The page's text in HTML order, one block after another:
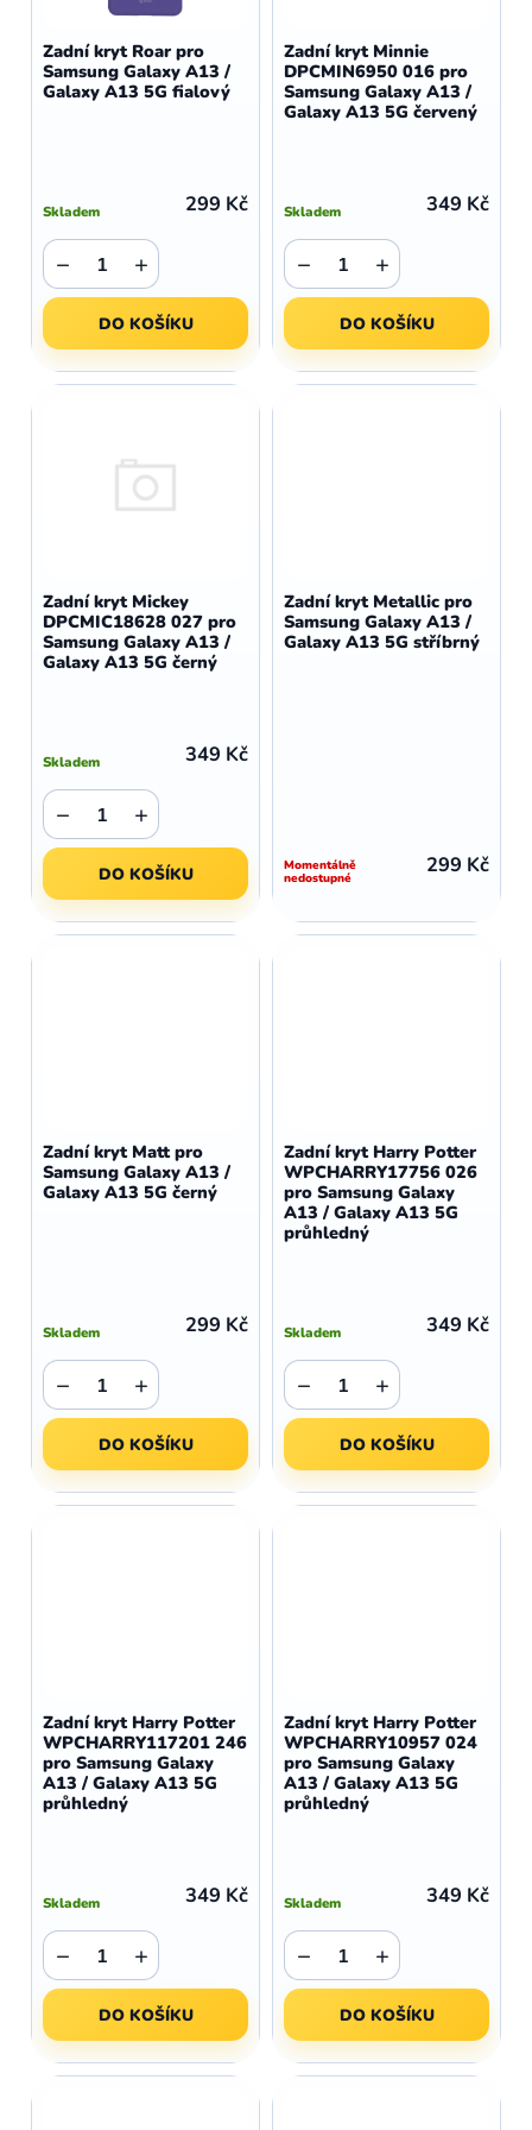
o
d
ů
Zadní kryt Roar pro
Samsung Galaxy A13 /
Galaxy A13 5G fialový
Skladem 299 Kč
+
−
DO KOŠÍKU
Zadní kryt Minnie
DPCMIN6950 016 pro
Samsung Galaxy A13 /
Galaxy A13 5G červený
Skladem 349 Kč
+
−
DO KOŠÍKU
Zadní kryt Mickey
DPCMIC18628 027 pro
Samsung Galaxy A13 /
Galaxy A13 5G černý
Skladem 349 Kč
+
−
DO KOŠÍKU
Zadní kryt Metallic pro
Samsung Galaxy A13 /
Galaxy A13 5G stříbrný
Momentálně
nedostupné 299 Kč
Zadní kryt Matt pro
Samsung Galaxy A13 /
Galaxy A13 5G černý
Skladem 299 Kč
+
−
DO KOŠÍKU
Zadní kryt Harry Potter
WPCHARRY17756 026
pro Samsung Galaxy
A13 / Galaxy A13 5G
průhledný
Skladem 349 Kč
+
−
DO KOŠÍKU
Zadní kryt Harry Potter
WPCHARRY117201 246
pro Samsung Galaxy
A13 / Galaxy A13 5G
průhledný
Skladem 349 Kč
+
−
DO KOŠÍKU
Zadní kryt Harry Potter
WPCHARRY10957 024
pro Samsung Galaxy
A13 / Galaxy A13 5G
průhledný
Skladem 349 Kč
+
−
DO KOŠÍKU